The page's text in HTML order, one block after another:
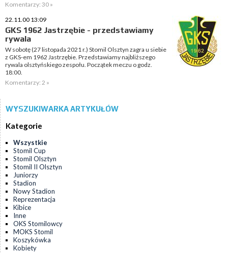
Komentarzy: 30 »
22.11.00 13:09
GKS 1962 Jastrzębie - przedstawiamy
rywala
W sobotę (27 listopada 2021 r.) Stomil Olsztyn zagra u siebie
z GKS-em 1962 Jastrzębie. Przedstawiamy najbliższego
rywala olsztyńskiego zespołu. Początek meczu o godz.
18:00.
Komentarzy: 2 »
WYSZUKIWARKA ARTYKUŁÓW
Kategorie
Wszystkie
Stomil Cup
Stomil Olsztyn
Stomil II Olsztyn
Juniorzy
Stadion
Nowy Stadion
Reprezentacja
Kibice
Inne
OKS Stomilowcy
MOKS Stomil
Koszykówka
Kobiety